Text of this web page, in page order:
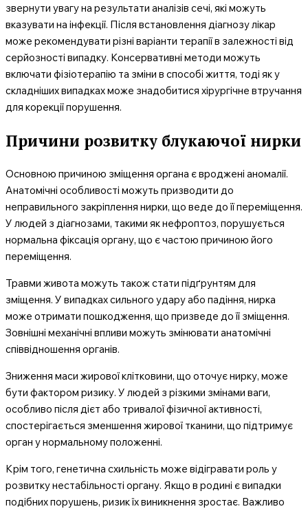
звернути увагу на результати аналізів сечі, які можуть
вказувати на інфекції. Після встановлення діагнозу лікар
може рекомендувати різні варіанти терапії в залежності від
серйозності випадку. Консервативні методи можуть
включати фізіотерапію та зміни в способі життя, тоді як у
складніших випадках може знадобитися хірургічне втручання
для корекції порушення.
Причини розвитку блукаючої нирки
Основною причиною зміщення органа є вроджені аномалії.
Анатомічні особливості можуть призводити до
неправильного закріплення нирки, що веде до її переміщення.
У людей з діагнозами, такими як нефроптоз, порушується
нормальна фіксація органу, що є частою причиною його
переміщення.
Травми живота можуть також стати підґрунтям для
зміщення. У випадках сильного удару або падіння, нирка
може отримати пошкодження, що призведе до її зміщення.
Зовнішні механічні впливи можуть змінювати анатомічні
співвідношення органів.
Зниження маси жирової клітковини, що оточує нирку, може
бути фактором ризику. У людей з різкими змінами ваги,
особливо після дієт або тривалої фізичної активності,
спостерігається зменшення жирової тканини, що підтримує
орган у нормальному положенні.
Крім того, генетична схильність може відігравати роль у
розвитку нестабільності органу. Якщо в родині є випадки
подібних порушень, ризик їх виникнення зростає. Важливо